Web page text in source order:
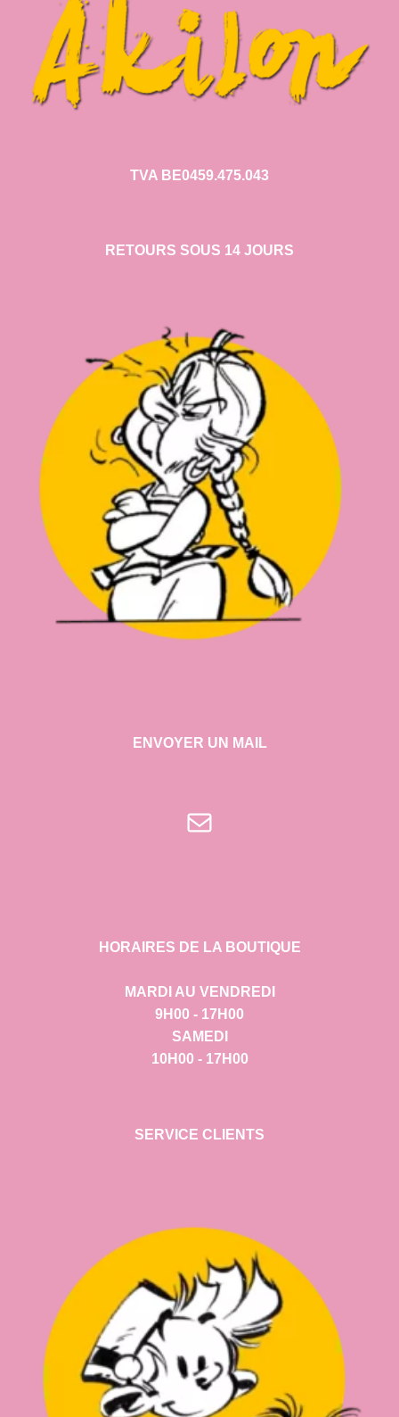
TVA BE0459.475.043
RETOURS SOUS 14 JOURS
ENVOYER UN MAIL
E-mail
HORAIRES DE LA BOUTIQUE
MARDI AU VENDREDI
9H00 - 17H00
SAMEDI
10H00 - 17H00
SERVICE CLIENTS